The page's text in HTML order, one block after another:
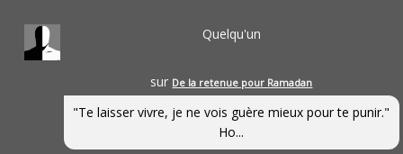
Quelqu'un
sur De la retenue pour Ramadan
"Te laisser vivre, je ne vois guère mieux pour te punir."
Ho...